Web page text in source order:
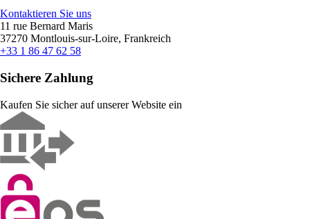
Kontaktieren Sie uns
11 rue Bernard Maris
37270 Montlouis-sur-Loire, Frankreich
+33 1 86 47 62 58
Sichere Zahlung
Kaufen Sie sicher auf unserer Website ein